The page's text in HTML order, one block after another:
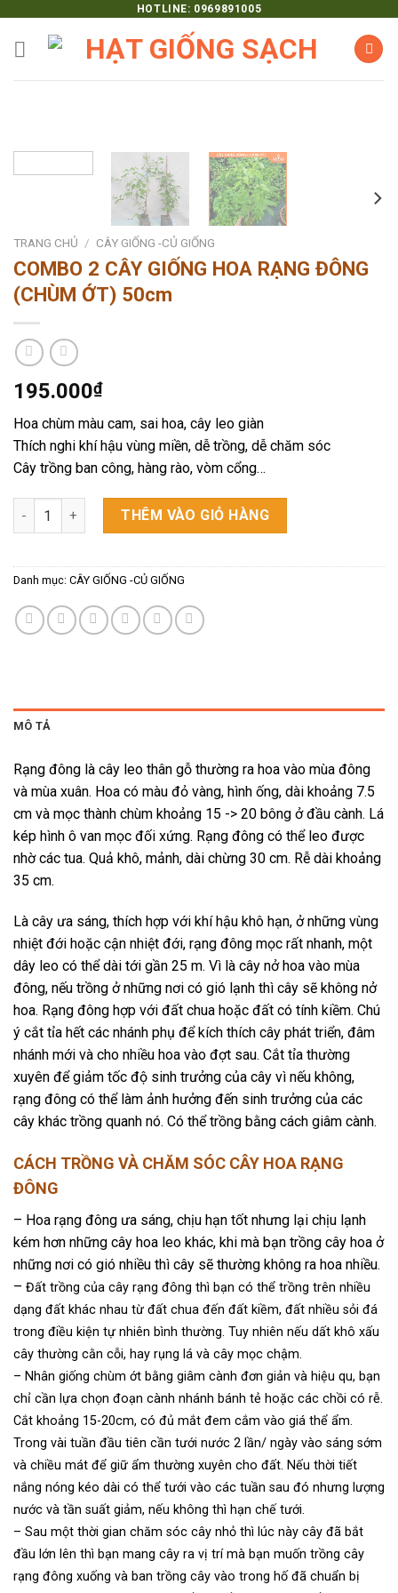
content
HOTLINE: 0969891005
TRANG CHỦ / CÂY GIỐNG -CỦ GIỐNG
COMBO 2 CÂY GIỐNG HOA RẠNG ĐÔNG
(CHÙM ỚT) 50cm
195.000₫
Hoa chùm màu cam, sai hoa, cây leo giàn
Thích nghi khí hậu vùng miền, dễ trồng, dễ chăm sóc
Cây trồng ban công, hàng rào, vòm cổng…
COMBO 2 CÂY GIỐNG HOA RẠNG ĐÔNG (CHÙM ỚT) 50cm số
THÊM VÀO GIỎ HÀNG
Danh mục: CÂY GIỐNG -CỦ GIỐNG
MÔ TẢ
Rạng đông là cây leo thân gỗ thường ra hoa vào mùa đông
và mùa xuân. Hoa có màu đỏ vàng, hình ống, dài khoảng 7.5
cm và mọc thành chùm khoảng 15 -> 20 bông ở đầu cành. Lá
kép hình ô van mọc đối xứng. Rạng đông có thể leo được
nhờ các tua. Quả khô, mảnh, dài chừng 30 cm. Rễ dài khoảng
35 cm.
Là cây ưa sáng, thích hợp với khí hậu khô hạn, ở những vùng
nhiệt đới hoặc cận nhiệt đới, rạng đông mọc rất nhanh, một
dây leo có thể dài tới gần 25 m. Vì là cây nở hoa vào mùa
đông, nếu trồng ở những nơi có gió lạnh thì cây sẽ không nở
hoa. Rạng đông hợp với đất chua hoặc đất có tính kiềm. Chú
ý cắt tỉa hết các nhánh phụ để kích thích cây phát triển, đâm
nhánh mới và cho nhiều hoa vào đợt sau. Cắt tỉa thường
xuyên để giảm tốc độ sinh trưởng của cây vì nếu không,
rạng đông có thể làm ảnh hưởng đến sinh trưởng của các
cây khác trồng quanh nó. Có thể trồng bằng cách giâm cành.
CÁCH TRỒNG VÀ CHĂM SÓC CÂY HOA RẠNG
ĐÔNG
– Hoa rạng đông ưa sáng, chịu hạn tốt nhưng lại chịu lạnh
kém hơn những cây hoa leo khác, khi mà bạn trồng cây hoa ở
những nơi có gió nhiều thì cây sẽ thường không ra hoa nhiều.
– Đất trồng của cây rạng đông thì bạn có thể trồng trên nhiều
dạng đất khác nhau từ đất chua đến đất kiềm, đất nhiều sỏi đá
trong điều kiện tự nhiên bình thường. Tuy nhiên nếu dất khô xấu
cây thường cằn cỗi, hay rụng lá và cây mọc chậm.
– Nhân giống chùm ớt bằng giâm cành đơn giản và hiệu qu, bạn
chỉ cần lựa chọn đoạn cành nhánh bánh tẻ hoặc các chồi có rễ.
Cắt khoảng 15-20cm, có đủ mắt đem cắm vào giá thể ẩm.
Trong vài tuần đầu tiên cần tưới nước 2 lần/ ngày vào sáng sớm
và chiều mát để giữ ẩm thường xuyên cho đất. Nếu thời tiết
nắng nóng kéo dài có thể tưới vào các tuần sau đó nhưng lượng
nước và tần suất giảm, nếu không thì hạn chế tưới.
– Sau một thời gian chăm sóc cây nhỏ thì lúc này cây đã bắt
đầu lớn lên thì bạn mang cây ra vị trí mà bạn muốn trồng cây
rạng đông xuống và ban trồng cây vào trong hố đã chuẩn bị